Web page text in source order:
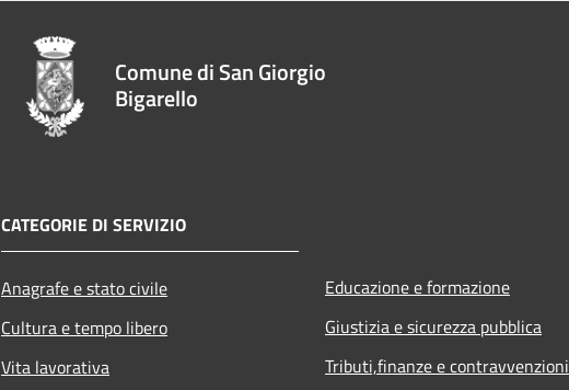
Comune di San Giorgio
Bigarello
CATEGORIE DI SERVIZIO
Anagrafe e stato civile
Cultura e tempo libero
Vita lavorativa
Educazione e formazione
Giustizia e sicurezza pubblica
Tributi,finanze e contravvenzioni